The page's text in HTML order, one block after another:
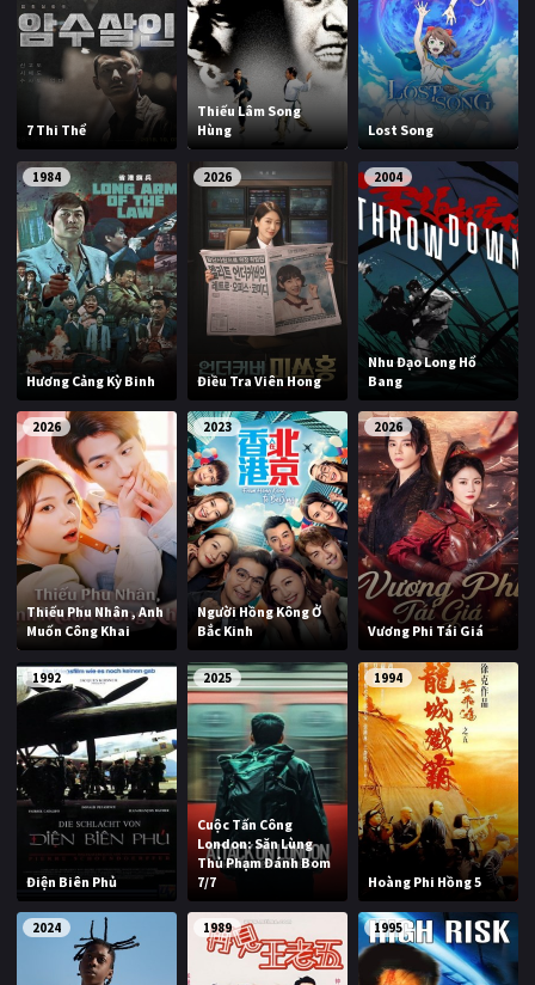
7 Thi Thể
Thiếu Lâm Song
Hùng
Lost Song
1984
Hương Cảng Kỳ Binh
2026
Điều Tra Viên Hong
2004
Nhu Đạo Long Hổ
Bang
2026
Thiếu Phu Nhân , Anh
Muốn Công Khai
2023
Người Hồng Kông Ở
Bắc Kinh
2026
Vương Phi Tái Giá
1992
Điện Biên Phủ
2025
Cuộc Tấn Công
London: Săn Lùng
Thủ Phạm Đánh Bom
7/7
1994
Hoàng Phi Hồng 5
2024 1989 1995